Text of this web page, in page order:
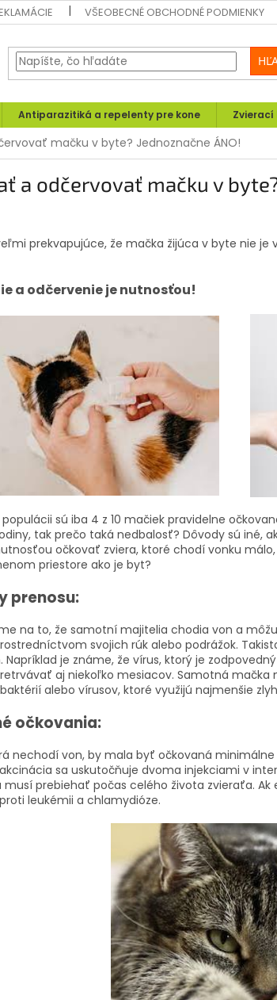
VŠEOBECNÉ OBCHODNÉ PODMIENKY
Antiparazitiká a repelenty pre kone Zvierací
mačku v byte? Jednoznačne ÁNO!
a odčervovať mačku v
prekvapujúce, že mačka žijúca v byte nie
a odčervenie je nutnosťou!
sú iba 4 z 10 mačiek pravidelne
tak prečo taká nedbalosť? Dôvody sú iné,
očkovať zviera, ktoré chodí vonku
priestore ako je byt?
prenosu:
na to, že samotní majitelia chodia von a
svojich rúk alebo podrážok.
Napríklad je známe, že vírus, ktorý je
aj niekoľko mesiacov. Samotná mačka
alebo vírusov, ktoré využijú najmenšie
očkovania:
nechodí von, by mala byť očkovaná
sa uskutočňuje dvoma injekciami v
musí prebiehať počas celého života zvieraťa.
leukémii a chlamydióze.